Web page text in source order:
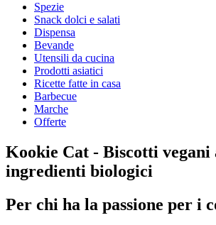
Spezie
Snack dolci e salati
Dispensa
Bevande
Utensili da cucina
Prodotti asiatici
Ricette fatte in casa
Barbecue
Marche
Offerte
Kookie Cat - Biscotti vegani
ingredienti biologici
Per chi ha la passione per i